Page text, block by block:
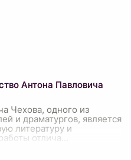
Антона Павловича
Чехова, одного из
и драматургов, является
литературу и
отлича